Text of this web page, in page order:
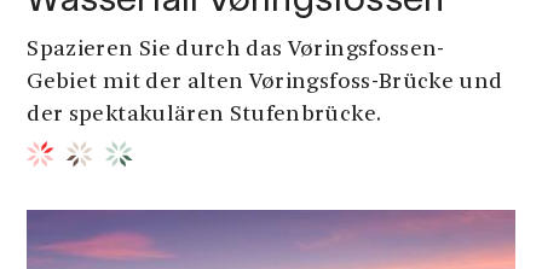
Spazieren Sie durch das Vøringsfossen-
Gebiet mit der alten Vøringsfoss-Brücke und
der spektakulären Stufenbrücke.